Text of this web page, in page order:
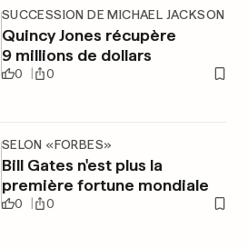
SUCCESSION DE MICHAEL JACKSON
Quincy Jones récupère
9 millions de dollars
0 0
SELON «FORBES»
Bill Gates n'est plus la
première fortune mondiale
0 0